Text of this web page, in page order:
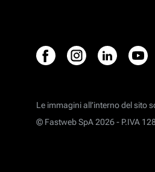
Le immagini all’interno del sito
© Fastweb SpA 2026 - P.IVA